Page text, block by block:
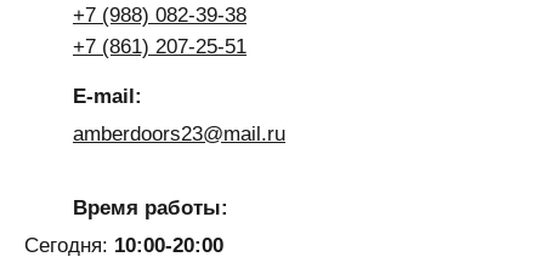
+7 (988) 082-39-38
+7 (861) 207-25-51
E-mail:
amberdoors23@mail.ru
Время работы:
Сегодня: 10:00-20:00